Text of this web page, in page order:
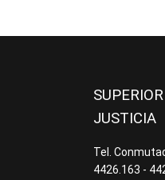
JUSTICIA
Tel.
4426.163 -